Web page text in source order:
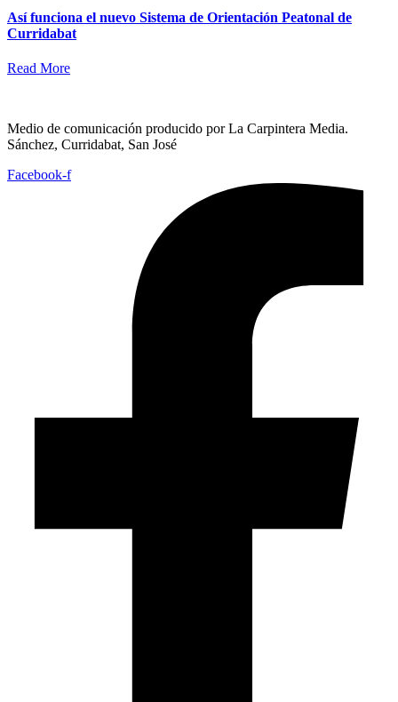
Así funciona el nuevo Sistema de Orientación Peatonal de
Curridabat
Read More
Medio de comunicación producido por La Carpintera Media.
Sánchez, Curridabat, San José
Facebook-f